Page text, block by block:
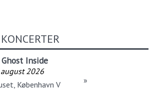
Inside
august 2026
København V
»